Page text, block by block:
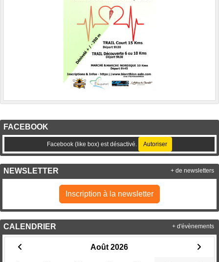
FACEBOOK
Facebook (like box) est désactivé. Autoriser
NEWSLETTER
Inscription à la newsletter
+ de newsletters
CALENDRIER
Août 2026
+ d'évènements